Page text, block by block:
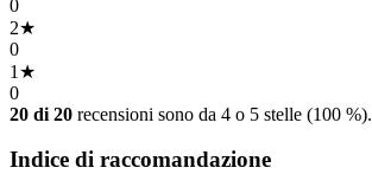
0
2★
0
1 ★
0
20 di 20 recensioni sono da 4 o 5 stelle (100 %).
Indice di raccomandazione